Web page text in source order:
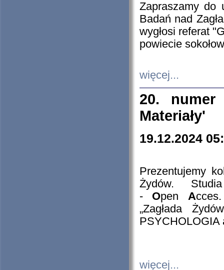
Zapraszamy do
Badań nad
wygłosi referat
powiecie
więcej...
20. numer
Materiały'
19.12.2024
Prezentujemy
Żydów.
- Open A
„Zagłada
PSYCHOLOGIA
więcej...